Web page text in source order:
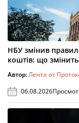
НБУ змінив
коштів: що
Автор:Лента от
06.08.2026